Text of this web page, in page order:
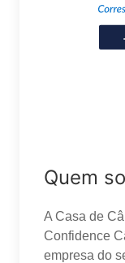
Quem
A Casa de
Confidence
empresa do